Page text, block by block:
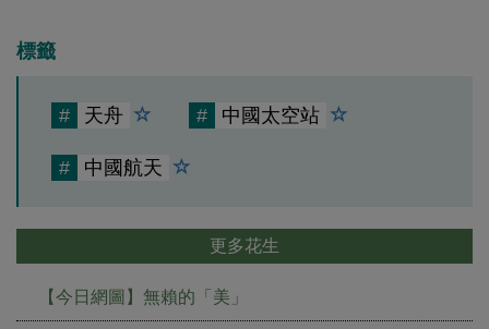
標籤
# 天舟 # 中國太空站
# 中國航天
更多花生
【今日網圖】無賴的「美」